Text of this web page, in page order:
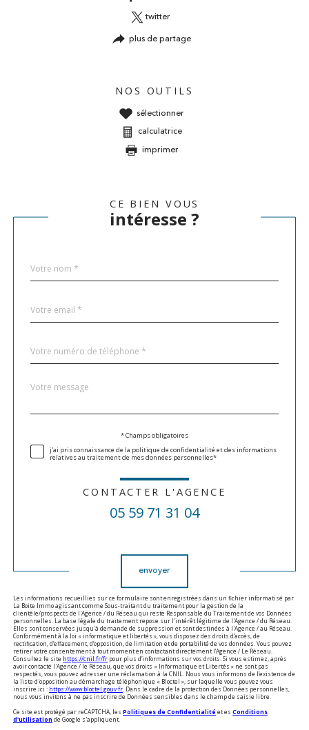
twitter
plus de partage
NOS OUTILS
sélectionner
calculatrice
imprimer
CE BIEN VOUS
intéresse ?
par
*
*
*
Fieldset
Message
*
* Champs obligatoires
j'ai pris connaissance de la politique de confidentialité et des informations
relatives au traitement de mes données personnelles*
CONTACTER L'AGENCE
05 59 71 31 04
envoyer
Les informations recueillies sur ce formulaire sont enregistrées dans un fichier informatisé par
La Boite Immo agissant comme Sous-traitant du traitement pour la gestion de la
clientèle/prospects de l'Agence / du Réseau qui reste Responsable du Traitement de vos Données
personnelles. La base légale du traitement repose sur l'intérêt légitime de l'Agence / du Réseau.
Elles sont conservées jusqu'à demande de suppression et sont destinées à l'Agence / au Réseau.
Conformément à la loi « informatique et libertés », vous disposez des droits d’accès, de
rectification, d’effacement, d’opposition, de limitation et de portabilité de vos données. Vous pouvez
retirer votre consentement à tout moment en contactant directement l’Agence / Le Réseau.
Consultez le site https://cnil.fr/fr pour plus d’informations sur vos droits. Si vous estimez, après
avoir contacté l'Agence / le Réseau, que vos droits « Informatique et Libertés » ne sont pas
respectés, vous pouvez adresser une réclamation à la CNIL. Nous vous informons de l’existence de
la liste d'opposition au démarchage téléphonique « Bloctel », sur laquelle vous pouvez vous
inscrire ici : https://www.bloctel.gouv.fr . Dans le cadre de la protection des Données personnelles,
nous vous invitons à ne pas inscrire de Données sensibles dans le champ de saisie libre.
Ce site est protégé par reCAPTCHA, les Politiques de Confidentialité et es Conditions
d'utilisation de Google s'appliquent.